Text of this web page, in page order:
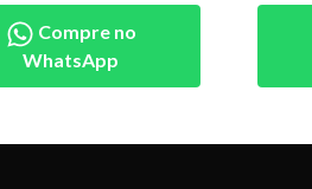
Compre no
WhatsApp